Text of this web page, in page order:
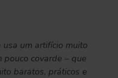
um artifício muito
pouco covarde – que
baratos, práticos e